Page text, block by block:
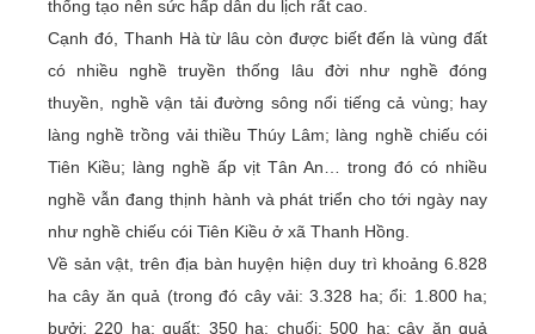
thống tạo nên sức hấp dẫn du lịch rất cao.
Cạnh đó, Thanh Hà từ lâu còn được biết đến là vùng đất
có nhiều nghề truyền thống lâu đời như nghề đóng
thuyền, nghề vận tải đường sông nổi tiếng cả vùng; hay
làng nghề trồng vải thiều Thúy Lâm; làng nghề chiếu cói
Tiên Kiều; làng nghề ấp vịt Tân An… trong đó có nhiều
nghề vẫn đang thịnh hành và phát triển cho tới ngày nay
như nghề chiếu cói Tiên Kiều ở xã Thanh Hồng.
Về sản vật, trên địa bàn huyện hiện duy trì khoảng 6.828
ha cây ăn quả (trong đó cây vải: 3.328 ha; ổi: 1.800 ha;
bưởi: 220 ha; quất: 350 ha; chuối: 500 ha; cây ăn quả